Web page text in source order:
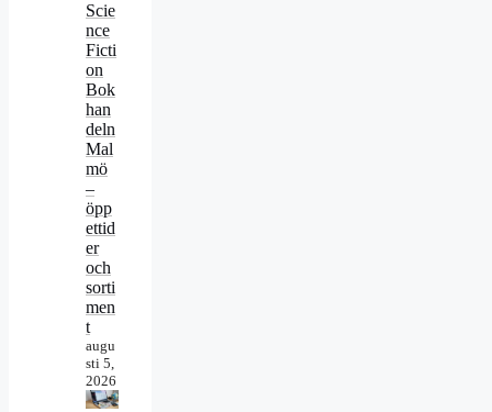
Scie
nce
Ficti
on
Bok
han
deln
Mal
mö
–
öpp
ettid
er
och
sorti
men
t
augu
sti 5,
2026